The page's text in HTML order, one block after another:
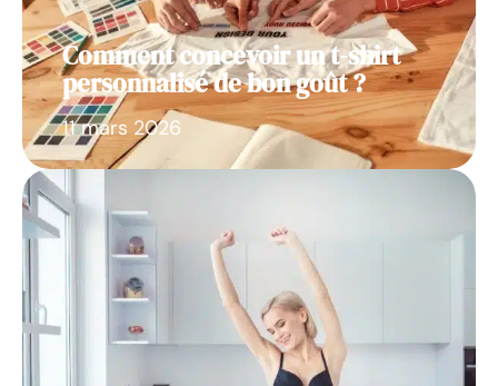
Comment concevoir un t-shirt
personnalisé de bon goût ?
11 mars 2026